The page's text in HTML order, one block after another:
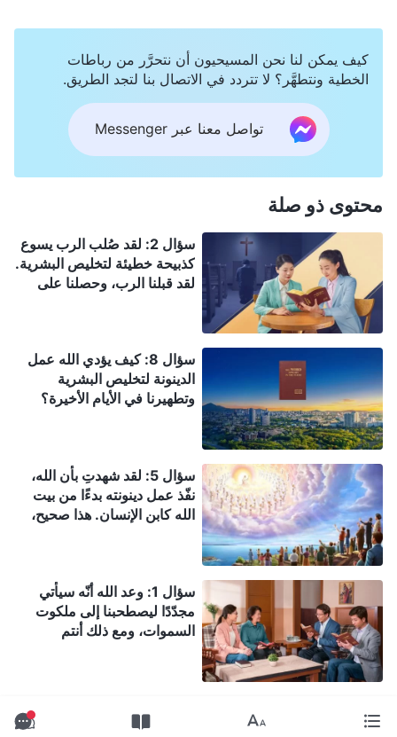
كيف يمكن لنا نحن المسيحيون أن نتحرَّر من رباطات
الخطية ونتطهَّر؟ لا تتردد في الاتصال بنا لتجد الطريق.
تواصل معنا عبر Messenger
محتوى ذو صلة
سؤال 2: لقد صُلب الرب يسوع
كذبيحة خطيئة لتخليص البشرية.
لقد قبلنا الرب، وحصلنا على
الأيام الأخيرة؟سؤال 8: كيف يؤدي الله عمل
الدينونة لتخليص البشرية
وتطهيرنا في الأيام الأخيرة؟
سؤال 5: لقد شهدتِ بأن الله،
نفّذ عمل دينونته بدءًا من بيت
الله كابن الإنسان. هذا صحيح،
تمامًا مثل الدينونة أمام العرش
العظيم الأبيض في سفر الرؤيا؟
نحن نؤمن بأنّ الدينونة أمام
سيأخذ المؤمنين إلى السماء ثم
سيرسل كارثة إلى غير
سؤال 1: وعد الله أنّه سيأتي
مجدّدًا ليصطحبنا إلى ملكوت
السموات، ومع ذلك أنتم
بوضوح أنّ الرب سينزل على
الغمام بقوّة ومجد عظيمين.